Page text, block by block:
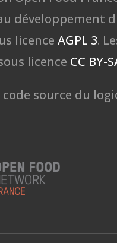
développement
licence AGPL 3.
licence CC BY-
code source du